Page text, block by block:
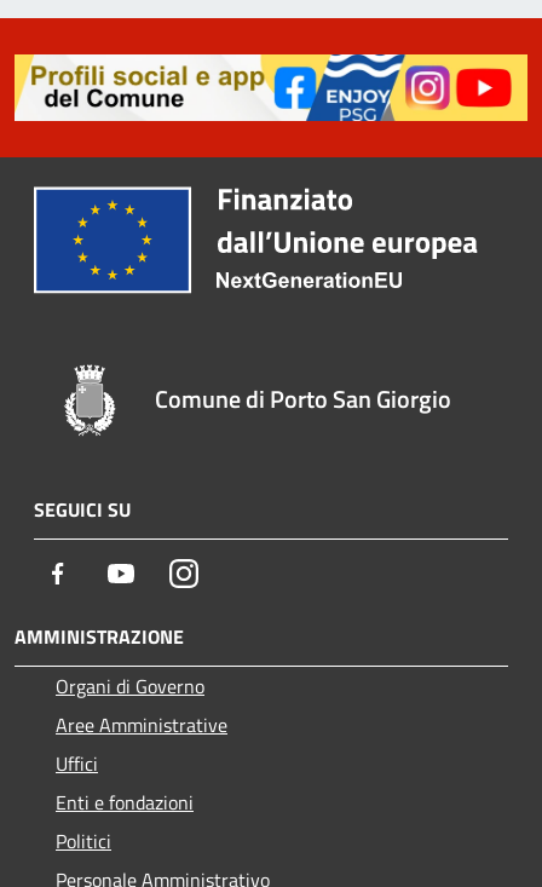
Comune di Porto San Giorgio
SEGUICI SU
Facebook YoutubeInstagram
AMMINISTRAZIONE
Organi di Governo
Aree Amministrative
Uffici
Enti e fondazioni
Politici
Personale Amministrativo